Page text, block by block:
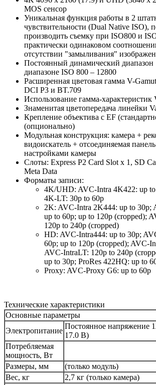
MOS сенсор
Уникальная функция работы в 2
чувствительности (Dual Native ISO),
производить съемку при ISO800 и
практически одинаковом
отсутствии "замыливания"
Постоянный динамический диапазон
диапазоне ISO 800 – 12800
Расширенная цветовая гамма V-
DCI P3 и BT.709
Использование гамма-
Знаменитая цветопередача линейки
Крепление объектива с EF
(опционально)
Модульная конструкция: камера +
видоискатель + отсоединяемая
настройками камеры
Слоты: Express P2 Card Slot x 1, SD
Meta Data
Форматы записи:
4K/UHD: AVC-Intra 4K422: up
4K-LT: 30p to 60p
2K: AVC-Intra 2K444: up to 30p;
up to 60p; up to 120p (cropped);
120p to 240p (cropped)
HD: AVC-Intra444: up to 30p;
60p; up to 120p (cropped); AVC-
AVC-IntraLT: 120p to 240p
up to 30p; ProRes 422HQ: up to
Proxy: AVC-Proxy G6: up to 60p
Технические характеристики
Основные параметры
Электропитание
Постоянное напряжение
17.0 В)
Потребляемая
мощность, Вт
Размеры, мм
(только модуль)
Вес, кг
2,7 кг (только камера)